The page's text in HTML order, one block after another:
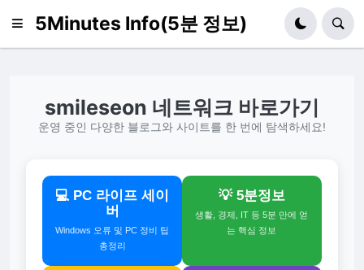
5Minutes Info(5분 정보)
smileseon 네트워크 바로가기
운영 중인 다양한 블로그와 사이트를 한 번에 탐색하세요!
💻 PC 라이프 세이
버
Windows 오류 및 PC 정비 팁
총정리
💡 5분정보
생활, 경제, IT 등 5분 만에 얻
는 핵심 정보